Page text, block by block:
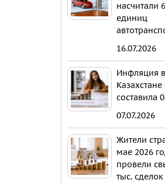
насчитали
единиц
16.07.2026
Инфляция в
составила
07.07.2026
Жители
мае 2026
провели
тыс.